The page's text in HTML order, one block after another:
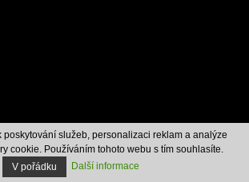
poskytování služeb, personalizaci reklam a analýze
cookie. Používáním tohoto webu s tím souhlasíte.
V pořádku
Další informace